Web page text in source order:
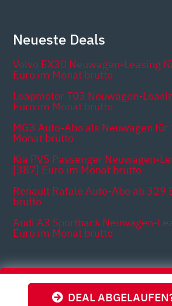
DEAL
Neueste Deals
Volvo EX30 Neuwagen-Leasing
Euro im Monat brutto
Leapmotor T03 Neuwagen-
Euro im Monat brutto
MG3 Auto-Abo als Neuwagen
Monat brutto
Kia PV5 Passenger Neuwagen-
[387] Euro im Monat brutto
Renault Rafale Auto-Abo ab 329
brutto
Audi A3 Sportback Neuwagen-
Euro im Monat brutto